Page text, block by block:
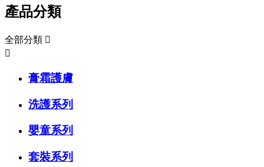
產品分類
全部分類 

膏霜護膚
洗護系列
嬰童系列
套裝系列